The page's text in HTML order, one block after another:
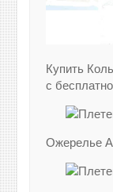
Купить
с
Ожерелье